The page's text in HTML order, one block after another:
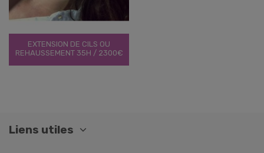
EXTENSION DE CILS OU
REHAUSSEMENT 35H / 2300€
Liens utiles